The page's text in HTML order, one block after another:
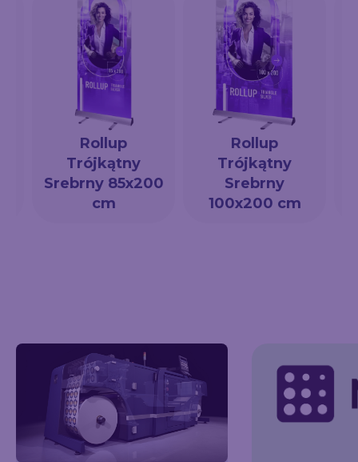
Rollup
Trójkątny
Srebrny 85x200
cm
Rollup
Trójkątny
Srebrny
100x200 cm